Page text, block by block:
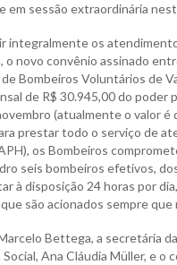
em sessão extraordinária
integralmente os
o novo convênio assinado
Bombeiros Voluntários de
de R$ 30.945,00 do poder
(atualmente o valor é
prestar todo o serviço de
os Bombeiros
seis bombeiros efetivos,
à disposição 24 horas por
são acionados sempre que
Bettega, a secretária
Ana Cláudia Müller, e o